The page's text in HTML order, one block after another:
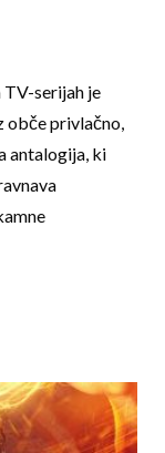
serijah je
obče privlačno,
antalogija, ki